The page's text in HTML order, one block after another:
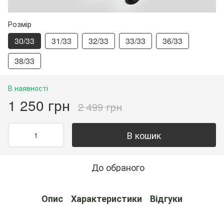
Розмір
30/33 31/33 32/33 33/33
36/33
38/33
В наявності
1 250 грн 2 499 грн
В кошик
До обраного
Опис Характеристики Відгуки